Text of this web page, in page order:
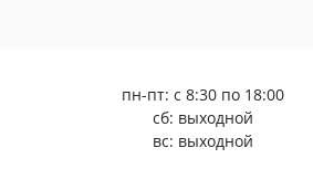
пн-пт: с 8:30 по 18:00
сб: выходной
вс: выходной